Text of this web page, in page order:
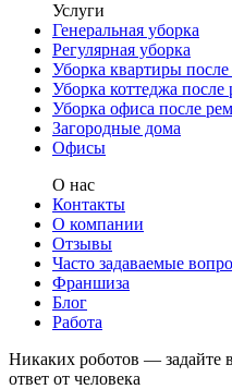
Услуги
Генеральная уборка
Регулярная уборка
Уборка квартиры после
Уборка коттеджа после
Уборка офиса после
Загородные дома
Офисы
О нас
Контакты
О компании
Отзывы
Часто задаваемые
Франшиза
Блог
Работа
Никаких роботов — задайте
ответ от человека